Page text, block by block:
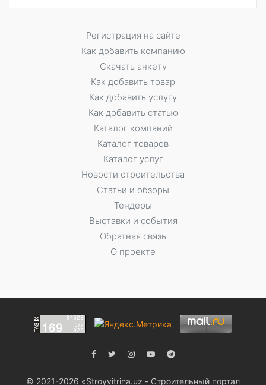
Регистрация на сайте
Как добавить компанию
Скачать анкету
Как добавить товар
Как добавить услугу
Как добавить статью
Каталог компаний
Каталог товаров
Каталог услуг
Новости строительства
Статьи и обзоры
Тендеры
Выставки и события
Обратная связь
О проекте
© 2021-2026 «Stroyvitrina.uz - Строительный портал